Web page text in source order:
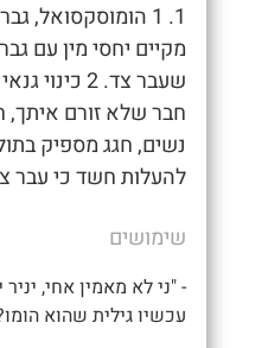
1. 1 הומוסקסואל,
מקיים יחסי מין עם
חבר שלא זורם איתך,
נשים, חגג מספיק
להעלות חשד כי עבר
שימושים
- "ני לא מאמין אחי,
עכשיו גילית שהוא